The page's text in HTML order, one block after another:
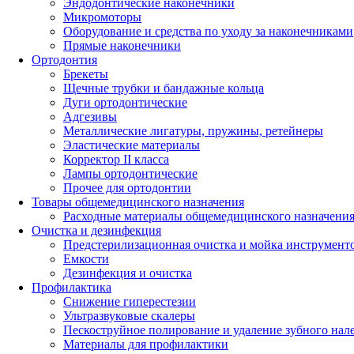
Микромоторы
Оборудование и средства по уходу за наконечниками
Прямые наконечники
Ортодонтия
Брекеты
Щечные трубки и бандажные кольца
Дуги ортодонтические
Адгезивы
Металлические лигатуры, пружины, ретейнеры
Эластические материалы
Корректор II класса
Лампы ортодонтические
Прочее для ортодонтии
Товары общемедицинского назначения
Расходные материалы общемедицинского назначения
Очистка и дезинфекция
Предстерилизационная очистка и мойка
Емкости
Дезинфекция и очистка
Профилактика
Снижение гиперестезии
Ультразвуковые скалеры
Пескоструйное полирование и удаление зубного
Материалы для профилактики